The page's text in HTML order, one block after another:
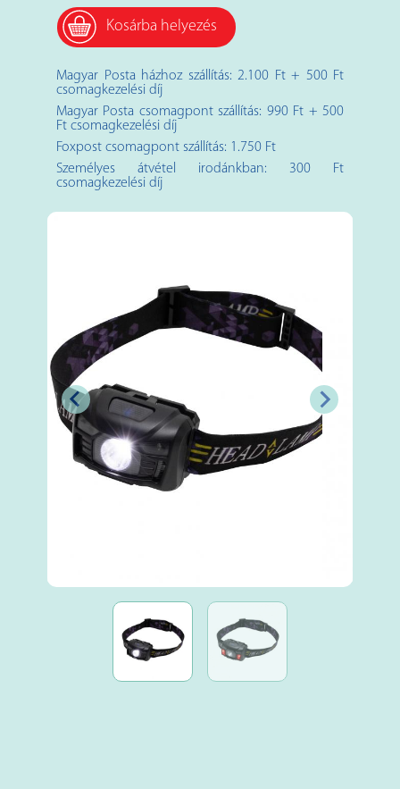
Kosárba helyezés
Magyar Posta házhoz szállítás: 2.100 Ft + 500 Ft
csomagkezelési díj
Magyar Posta csomagpont szállítás: 990 Ft + 500
Ft csomagkezelési díj
Foxpost csomagpont szállítás: 1.750 Ft
Személyes átvétel irodánkban: 300 Ft
csomagkezelési díj